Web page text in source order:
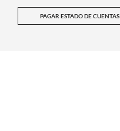
PAGAR ESTADO DE CUENTAS